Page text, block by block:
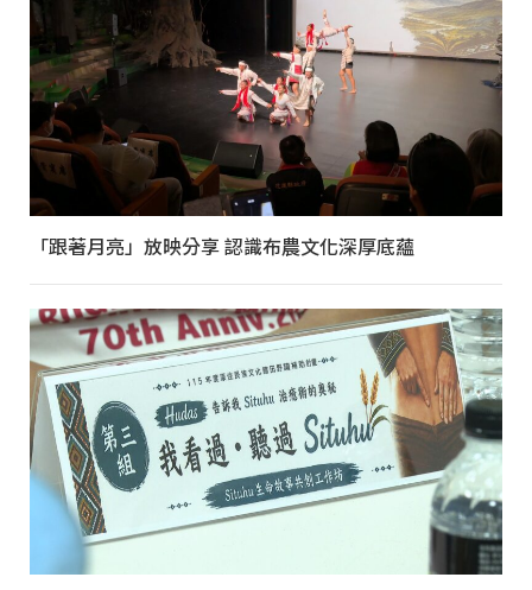
「跟著月亮」放映分享 認識布農文化深厚底蘊